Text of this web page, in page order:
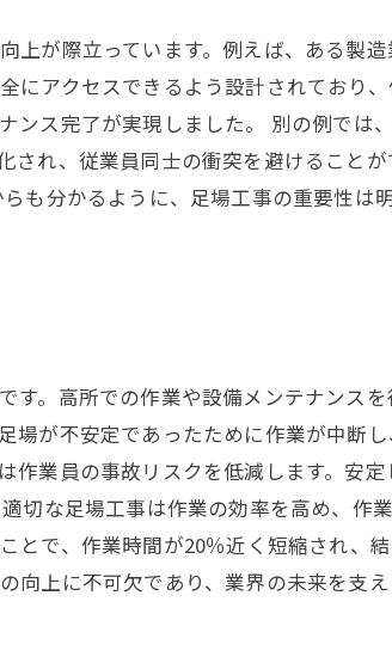
が際立っています。例えば、ある製
アクセスできるよう設計されており
ンス完了が実現しました。 別の例では
れ、従業員同士の衝突を避けること
も分かるように、足場工事の重要性は
。高所での作業や設備メンテナンス
が不安定であったために作業が中断
業員の事故リスクを低減します。安
切な足場工事は作業の効率を高め、作
で、作業時間が20％近く短縮され、
上に不可欠であり、業界の未来を支え